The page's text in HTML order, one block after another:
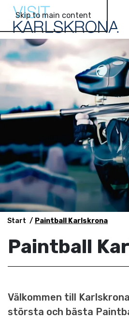
Skip to main content
Start Paintball Karlskrona
Paintball
Välkommen till
största och bästa